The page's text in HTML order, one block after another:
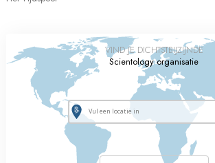
VIND JE DICHTSTBIJZIJNDE
Scientology organisatie